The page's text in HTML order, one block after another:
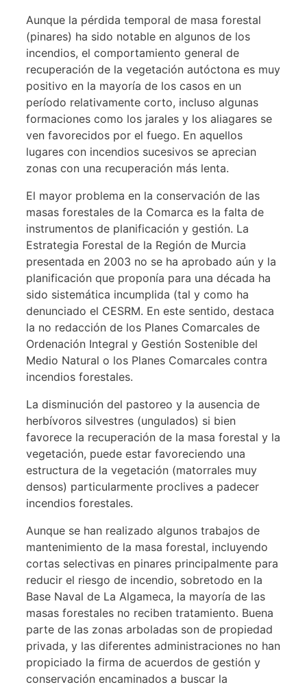
Aunque la pérdida temporal de masa forestal
(pinares) ha sido notable en algunos de los
incendios, el comportamiento general de
recuperación de la vegetación autóctona es muy
positivo en la mayoría de los casos en un
período relativamente corto, incluso algunas
formaciones como los jarales y los aliagares se
ven favorecidos por el fuego. En aquellos
lugares con incendios sucesivos se aprecian
zonas con una recuperación más lenta.
El mayor problema en la conservación de las
masas forestales de la Comarca es la falta de
instrumentos de planificación y gestión. La
Estrategia Forestal de la Región de Murcia
presentada en 2003 no se ha aprobado aún y la
planificación que proponía para una década ha
sido sistemática incumplida (tal y como ha
denunciado el CESRM. En este sentido, destaca
la no redacción de los Planes Comarcales de
Ordenación Integral y Gestión Sostenible del
Medio Natural o los Planes Comarcales contra
incendios forestales.
La disminución del pastoreo y la ausencia de
herbívoros silvestres (ungulados) si bien
favorece la recuperación de la masa forestal y la
vegetación, puede estar favoreciendo una
estructura de la vegetación (matorrales muy
densos) particularmente proclives a padecer
incendios forestales.
Aunque se han realizado algunos trabajos de
mantenimiento de la masa forestal, incluyendo
cortas selectivas en pinares principalmente para
reducir el riesgo de incendio, sobretodo en la
Base Naval de La Algameca, la mayoría de las
masas forestales no reciben tratamiento. Buena
parte de las zonas arboladas son de propiedad
privada, y las diferentes administraciones no han
propiciado la firma de acuerdos de gestión y
conservación encaminados a buscar la